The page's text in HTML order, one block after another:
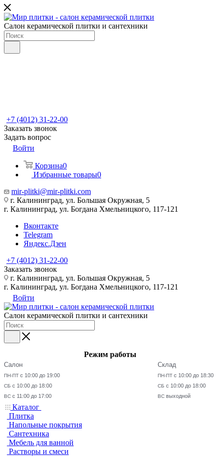
Салон керамической плитки и сантехники
+7 (4012) 31-22-00
Заказать звонок
Задать вопрос
Войти
Корзина0
Избранные товары0
mir-plitki@mir-plitki.com
г. Калининград, ул. Большая Окружная, 5
г. Калининград, ул. Богдана Хмельницкого, 117-121
Вконтакте
Telegram
Яндекс.Дзен
+7 (4012) 31-22-00
Заказать звонок
г. Калининград, ул. Большая Окружная, 5
г. Калининград, ул. Богдана Хмельницкого, 117-121
Войти
Салон керамической плитки и сантехники
Режим работы
Салон
ПН-ПТ с 10:00 до 19:00
СБ с 10:00 до 18:00
ВС с 11:00 до 17:00
Склад
ПН-ПТ с 10:00 до 18:30
СБ с 10:00 до 18:00
ВС выходной
Каталог
Плитка
Напольные покрытия
Сантехника
Мебель для ванной
Растворы и смеси